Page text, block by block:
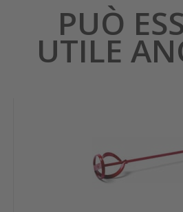
PUÒ
UTILE